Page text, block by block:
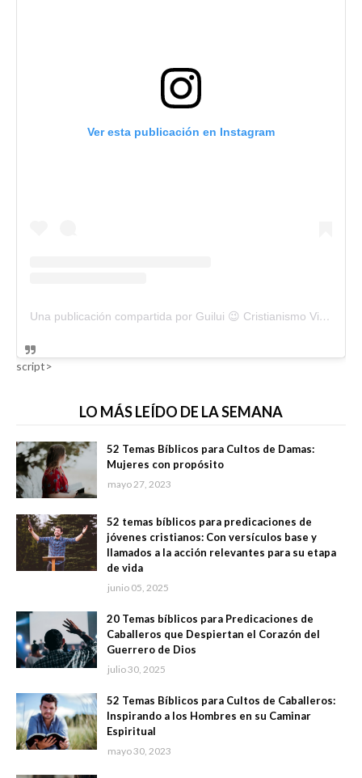
Ver esta publicación en Instagram
Una publicación compartida por Guilui 😉 Cristianismo Viral (@guiluiviral)
script>
LO MÁS LEÍDO DE LA SEMANA
52 Temas Bíblicos para Cultos de Damas:
Mujeres con propósito
mayo 27, 2023
52 temas bíblicos para predicaciones de
jóvenes cristianos: Con versículos base y
llamados a la acción relevantes para su etapa
de vida
junio 05, 2025
20 Temas bíblicos para Predicaciones de
Caballeros que Despiertan el Corazón del
Guerrero de Dios
julio 30, 2025
52 Temas Bíblicos para Cultos de Caballeros:
Inspirando a los Hombres en su Caminar
Espiritual
mayo 30, 2023